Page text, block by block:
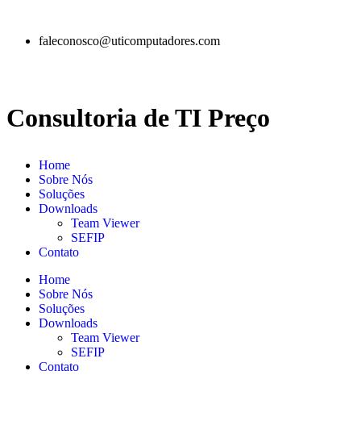
faleconosco@uticomputadores.com
Consultoria de TI Preço
Home
Sobre Nós
Soluções
Downloads
Team Viewer
SEFIP
Contato
Home
Sobre Nós
Soluções
Downloads
Team Viewer
SEFIP
Contato